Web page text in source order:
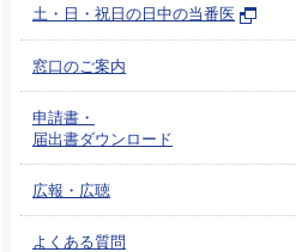
土・日・祝日の日中の当番医
窓口のご案内
申請書・
届出書ダウンロード
広報・広聴
よくある質問